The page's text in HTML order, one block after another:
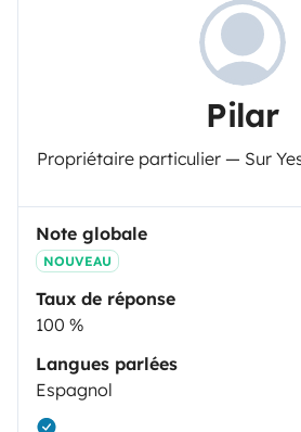
Pilar
Propriétaire particulier — Sur
Note globale
NOUVEAU
Taux de réponse
100 %
Langues parlées
Espagnol